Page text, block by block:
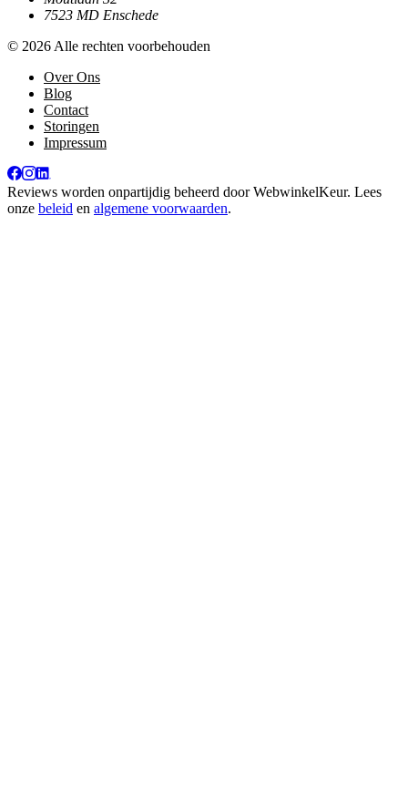
7523 MD Enschede
© 2026 Alle rechten voorbehouden
Over Ons
Blog
Contact
Storingen
Impressum
Reviews worden onpartijdig beheerd doorWebwinkelKeur. Lees
onze beleid en algemene voorwaarden.